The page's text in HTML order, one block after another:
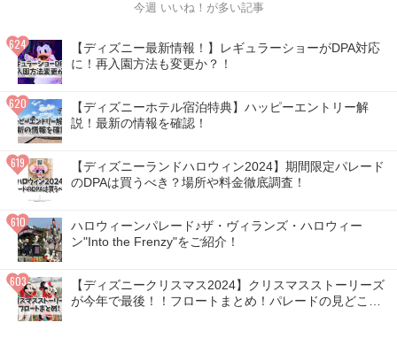
今週 いいね！が多い記事
【ディズニー最新情報！】レギュラーショーがDPA対応
に！再入園方法も変更か？！
【ディズニーホテル宿泊特典】ハッピーエントリー解
説！最新の情報を確認！
【ディズニーランドハロウィン2024】期間限定パレード
のDPAは買うべき？場所や料金徹底調査！
ハロウィーンパレード♪ザ・ヴィランズ・ハロウィー
ン"Into the Frenzy"をご紹介！
【ディズニークリスマス2024】クリスマスストーリーズ
が今年で最後！！フロートまとめ！パレードの見どころ